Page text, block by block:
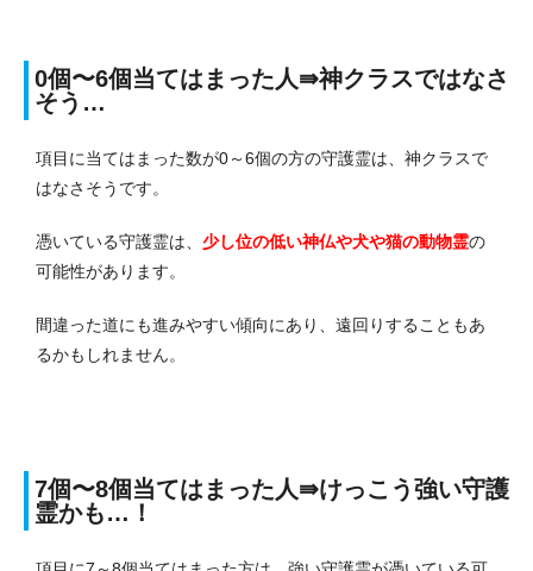
0個〜6個当てはまった人⇛神クラスではなさ
そう…
項目に当てはまった数が0～6個の方の守護霊は、神クラスで
はなさそうです。
憑いている守護霊は、 少し位の低い神仏や犬や猫の動物霊の
可能性があります。
間違った道にも進みやすい傾向にあり、遠回りすることもあ
るかもしれません。
7個〜8個当てはまった人⇛けっこう強い守護
霊かも…！